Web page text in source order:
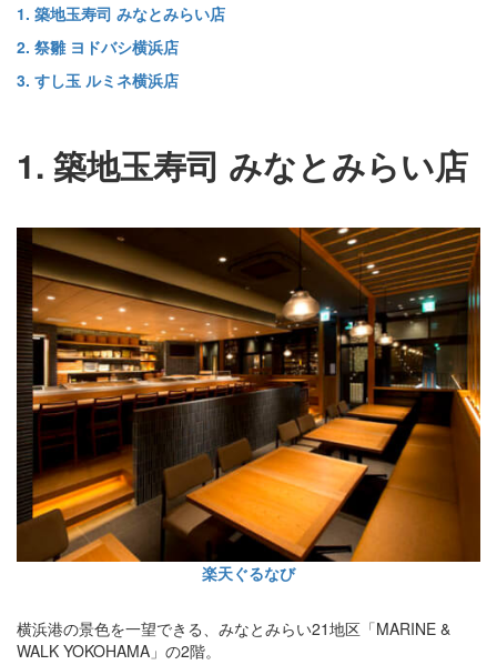
1. 築地玉寿司 みなとみらい店
2. 祭雛 ヨドバシ横浜店
3. すし玉 ルミネ横浜店
1. 築地玉寿司 みなとみらい店
楽天ぐるなび
横浜港の景色を一望できる、みなとみらい21地区「MARINE &
WALK YOKOHAMA」の2階。